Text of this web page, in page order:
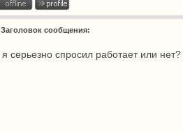
Заголовок сообщения:
я серьезно спросил работает или нет?